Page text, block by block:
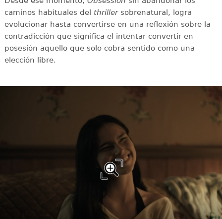
caminos habituales del thrillersobrenatural, logra
evolucionar hasta convertirse en una reflexión sobre la
contradicción que significa el intentar convertir en
posesión aquello que solo cobra sentido como una
elección libre.